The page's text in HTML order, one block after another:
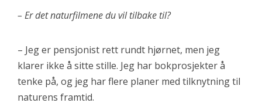
– Er det naturfilmene du vil tilbake til?
– Jeg er pensjonist rett rundt hjørnet, men jeg
klarer ikke å sitte stille. Jeg har bokprosjekter å
tenke på, og jeg har flere planer med tilknytning til
naturens framtid.